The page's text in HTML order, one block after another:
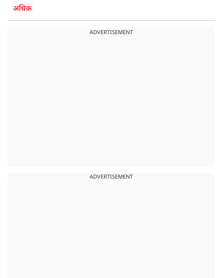
अधिक
ADVERTISEMENT
ADVERTISEMENT